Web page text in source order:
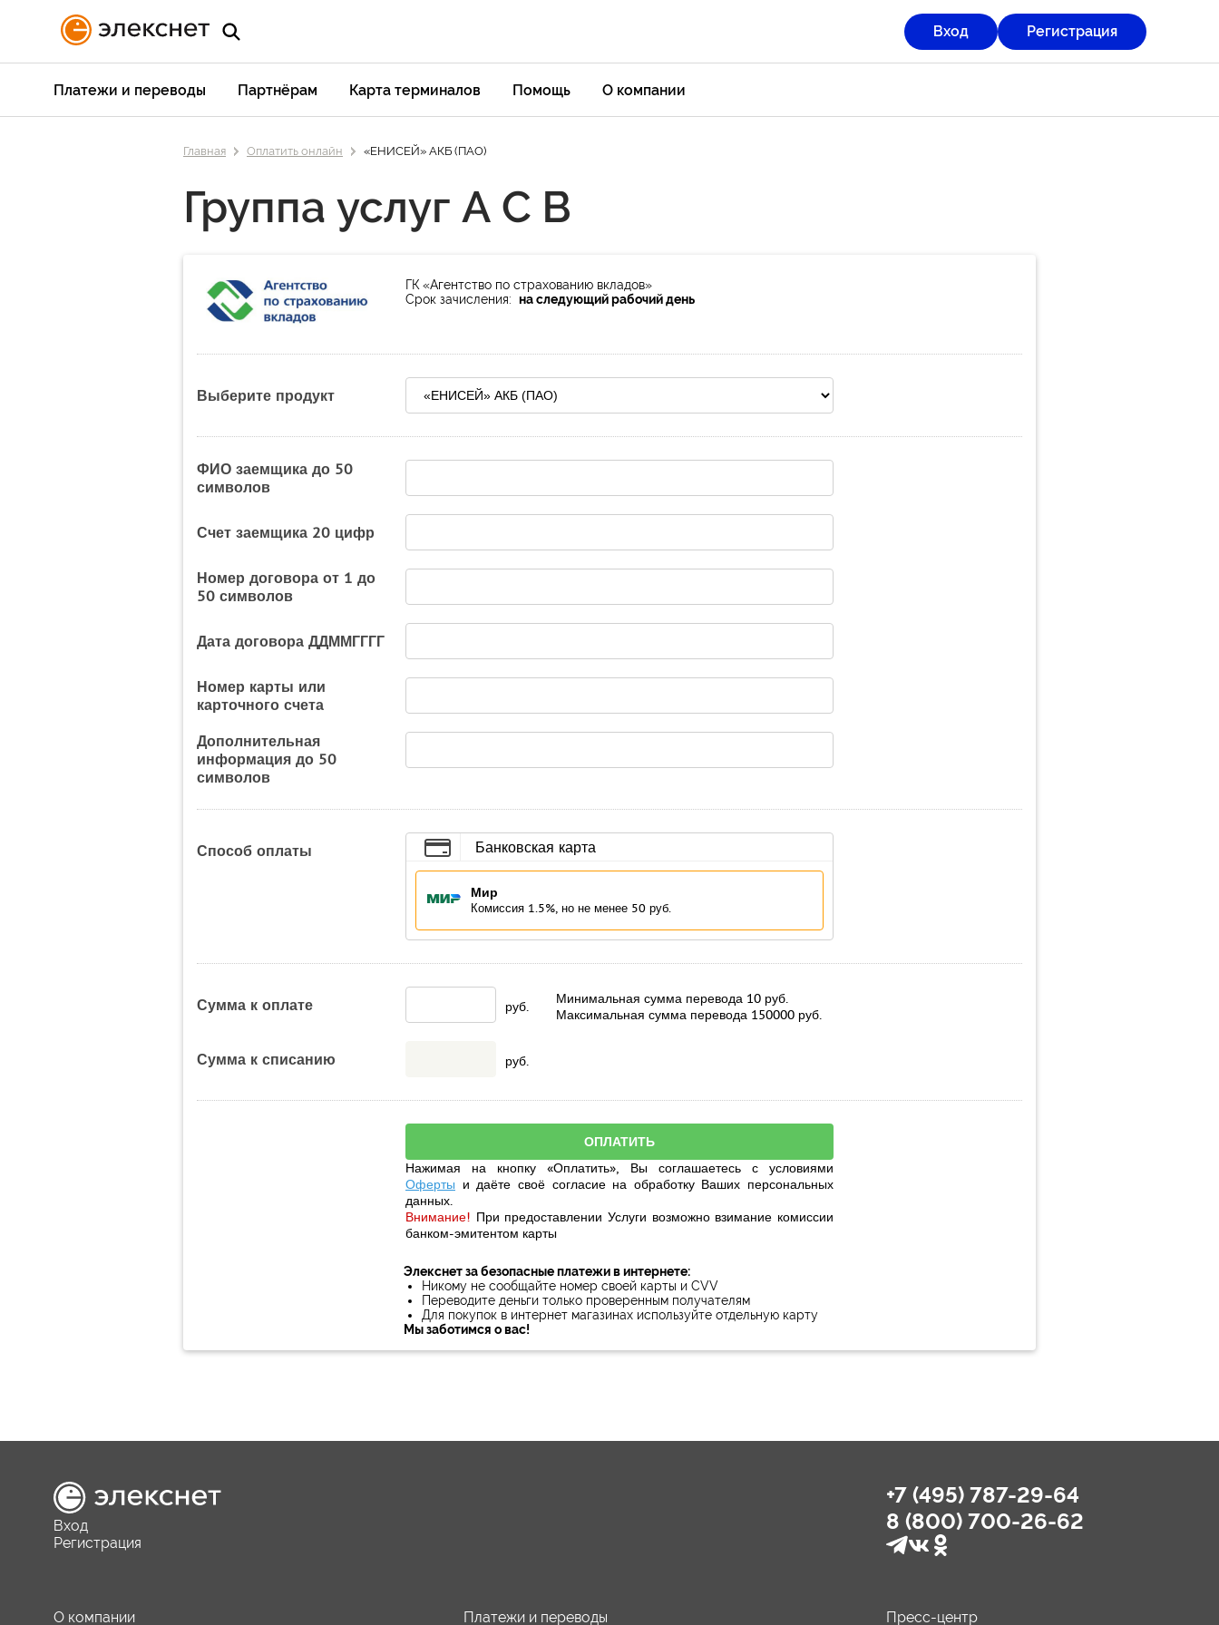
Вход Регистрация
Платежи и переводы Партнёрам Карта терминалов Помощь О компании
Главная Оплатить онлайн «ЕНИСЕЙ» АКБ (ПАО)
Группа услуг А С В
ГК «Агентство по страхованию вкладов»
Срок зачисления: на следующий рабочий день
Выберите продукт
ФИО заемщика до 50
символов
Счет заемщика 20 цифр
Номер договора от 1 до
50 символов
Дата договора ДДММГГГГ
Номер карты или
карточного счета
Дополнительная
информация до 50
символов
Способ оплаты Банковская карта
Мир
Комиссия 1.5%, но не менее 50 руб.
Сумма к оплате руб. Минимальная сумма перевода 10 руб.
Максимальная сумма перевода 150000 руб.
Сумма к списанию руб.
Нажимая на кнопку «Оплатить», Вы соглашаетесь с условиями
Оферты и даёте своё согласиена обработку Ваших персональных
данных.
Внимание! При предоставлении Услуги возможно взимание комиссии
банком-эмитентом карты
Элекснет за безопасные платежи в интернете:
Никому не сообщайте номер своей карты и CVV
Переводите деньги только проверенным получателям
Для покупок в интернет магазинах используйте отдельную карту
Мы заботимся о вас!
Вход
Регистрация
О компании Платежи и переводы Пресс-центр
+7 (495) 787-29-64
8 (800) 700-26-62